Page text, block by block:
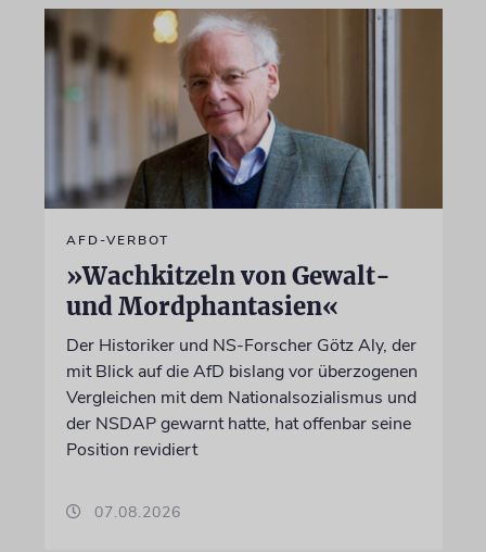
AFD-VERBOT
»Wachkitzeln von Gewalt-
und Mordphantasien«
Der Historiker und NS-Forscher Götz Aly, der
mit Blick auf die AfD bislang vor überzogenen
Vergleichen mit dem Nationalsozialismus und
der NSDAP gewarnt hatte, hat offenbar seine
Position revidiert
07.08.2026